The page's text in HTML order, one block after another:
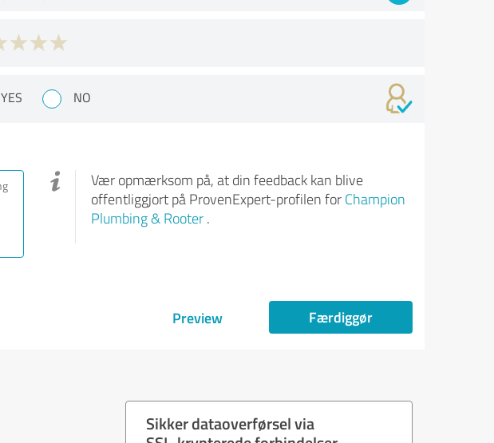
YES NO
Vær opmærksom på, at din feedback kan blive
offentliggjort på ProvenExpert-profilen for Champion
Plumbing & Rooter.
Preview Færdiggør
Sikker dataoverførsel via